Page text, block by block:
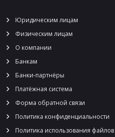
Юридическим лицам
Физическим лицам
О компании
Банкам
Банки-партнёры
Платёжная система
Форма обратной связи
Политика конфиденциальности
Политика использования